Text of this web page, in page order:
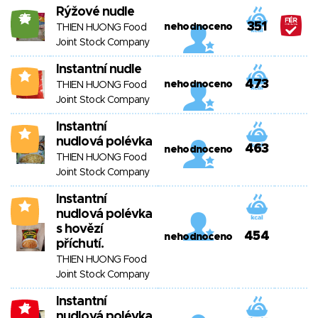
25 Rýžové nudle
THIEN HUONG Food
Joint Stock Company
nehodnoceno 351
3 Instantní nudle
THIEN HUONG Food
Joint Stock Company
nehodnoceno 473
1
Instantní
nudlová polévka
THIEN HUONG Food
Joint Stock Company
nehodnoceno 463
1
Instantní
nudlová polévka
s hovězí
příchutí.
THIEN HUONG Food
Joint Stock Company
nehodnoceno 454
-7
Instantní